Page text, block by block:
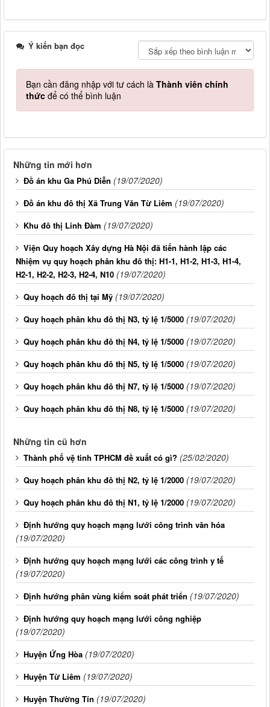
Ý kiến bạn đọc
Bạn cần đăng nhập với tư cách là Thành viên chính
thức để có thể bình luận
Những tin mới hơn
Đồ án khu Ga Phú Diễn (19/07/2020)
Đồ án khu đô thị Xã Trung Văn Từ Liêm (19/07/2020)
Khu đô thị Linh Đàm (19/07/2020)
Viện Quy hoạch Xây dựng Hà Nội đã tiến hành lập các
Nhiệm vụ quy hoạch phân khu đô thị: H1-1, H1-2, H1-3, H1-4,
H2-1, H2-2, H2-3, H2-4, N10 (19/07/2020)
Quy hoạch đô thị tại Mỹ (19/07/2020)
Quy hoạch phân khu đô thị N3, tỷ lệ 1/5000 (19/07/2020)
Quy hoạch phân khu đô thị N4, tỷ lệ 1/5000 (19/07/2020)
Quy hoạch phân khu đô thị N5, tỷ lệ 1/5000 (19/07/2020)
Quy hoạch phân khu đô thị N7, tỷ lệ 1/5000 (19/07/2020)
Quy hoạch phân khu đô thị N8, tỷ lệ 1/5000 (19/07/2020)
Những tin cũ hơn
Thành phố vệ tinh TPHCM đề xuất có gì? (25/02/2020)
Quy hoạch phân khu đô thị N2, tỷ lệ 1/2000 (19/07/2020)
Quy hoạch phân khu đô thị N1, tỷ lệ 1/2000 (19/07/2020)
Định hướng quy hoạch mạng lưới công trình văn hóa
(19/07/2020)
Định hướng quy hoạch mạng lưới các công trình y tế
(19/07/2020)
Định hướng phân vùng kiểm soát phát triển (19/07/2020)
Định hướng quy hoạch mạng lưới công nghiệp
(19/07/2020)
Huyện Ứng Hòa (19/07/2020)
Huyện Từ Liêm (19/07/2020)
Huyện Thường Tín (19/07/2020)